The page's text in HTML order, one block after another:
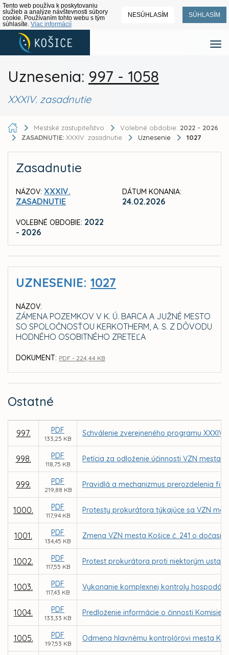
Tento web používa k poskytovaniu
služieb a analýze návštevnosti súbory
cookie. Používaním tohto webu s tým
súhlasíte. Viac informácií
NESÚHLASÍM SÚHLASÍM
Uznesenia: 997 - 1058
XXXIV. zasadnutie
Mestské zastupiteľstvo Volebné obdobie: 2022 - 2026
ZASADNUTIE: XXXIV. zasadnutie Uznesenie 1027
Zasadnutie
NÁZOV: XXXIV.
ZASADNUTIE
VOLEBNÉ OBDOBIE: 2022
- 2026
DÁTUM KONANIA:
24.02.2026
UZNESENIE: 1027
NÁZOV:
ZÁMENA POZEMKOV V K. Ú. BARCA A JUŽNÉ MESTO
SO SPOLOČNOSŤOU KERKOTHERM, A. S. Z DÔVODU
HODNÉHO OSOBITNÉHO ZRETEĽA
DOKUMENT: PDF - 224,44 KB
Ostatné
997. PDF
133,25 KB
Schválenie zverejneného programu
998. PDF
118,75 KB
Petícia za odloženie účinnosti VZN mesta
999. PDF
219,88 KB
Pravidlá a mechanizmus prerozdelenia
1000. PDF
117,94 KB
Protesty prokurátora týkajúce sa VZN
1001. PDF
134,45 KB
Zmena VZN mesta Košice č. 241 o
1002. PDF
117,55 KB
Protest prokurátora proti niektorým
1003. PDF
117,43 KB
Vykonanie komplexnej kontroly
1004. PDF
133,33 KB
Predloženie informácie o činnosti
1005. PDF
197,53 KB
Odmena hlavnému kontrolórovi mesta